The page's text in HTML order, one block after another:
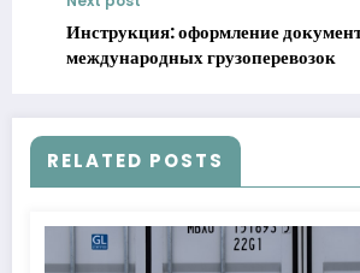
Инструкция: оформление
международных грузоперевозок
RELATED POSTS